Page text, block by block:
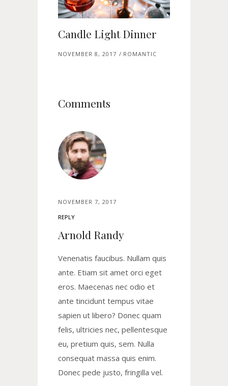
Candle Light Dinner
NOVEMBER 8, 2017 ROMANTIC
Comments
NOVEMBER 7, 2017
REPLY
Arnold Randy
Venenatis faucibus. Nullam quis
ante. Etiam sit amet orci eget
eros. Maecenas nec odio et
ante tincidunt tempus vitae
sapien ut libero? Donec quam
felis, ultricies nec, pellentesque
eu, pretium quis, sem. Nulla
consequat massa quis enim.
Donec pede justo, fringilla vel.